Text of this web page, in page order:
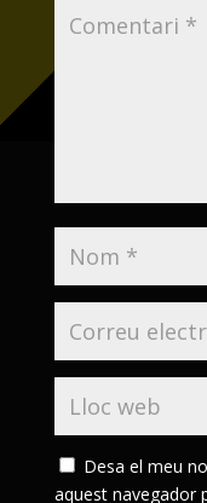
Desa el meu
aquest navegador